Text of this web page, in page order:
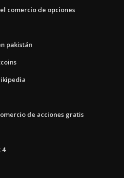
comercio de opciones
pakistán
de acciones gratis
4